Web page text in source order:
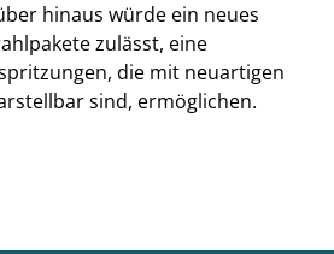
hinaus würde ein neues
zulässt, eine
die mit neuartigen
sind, ermöglichen.